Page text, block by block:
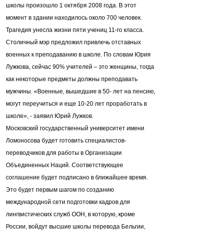
школы произошло 1 октября 2008 года. В этот
момент в здании находилось около 700 человек.
Трагедия унесла жизни пяти учениц 11-го класса.
Столичный мэр предложил привлечь отставных
военных к преподаванию в школе. По словам Юрия
Лужкова, сейчас 90% учителей – это женщины, тогда
как некоторые предметы должны преподавать
мужчины. «Военные, вышедшие в 50- лет на пенсию,
могут переучиться и еще 10-20 лет проработать в
школе», - заявил Юрий Лужков.
Московский государственный университет имени
Ломоносова будет готовить специалистов-
переводчиков для работы в Организации
Объединенных Наций. Соответствующее
соглашение будет подписано в ближайшее время.
Это будет первым шагом по созданию
международной сети подготовки кадров для
лингвистических служб ООН, в которую, кроме
России, войдут высшие школы перевода Бельгии,